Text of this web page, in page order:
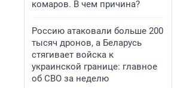
комаров. В чем причина?
Россию атаковали больше 200
тысяч дронов, а Беларусь
стягивает войска к
украинской границе: главное
об СВО за неделю